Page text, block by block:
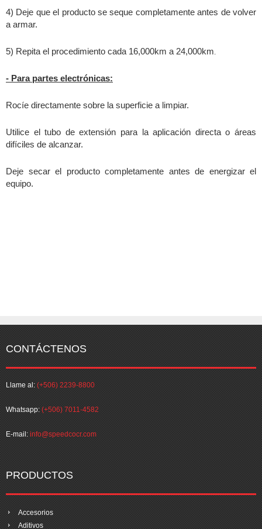
4) Deje que el producto se seque completamente antes de volver
a armar.
5) Repita el procedimiento cada 16,000km a 24,000km
- Para partes electrónicas:
Rocíe directamente sobre la superficie a limpiar.
Utilice el tubo de extensión para la aplicación directa o áreas
difíciles de alcanzar.
Deje secar el producto completamente antes de energizar el
equipo.
CONTÁCTENOS
Llame al: (+506) 2239-8800
Whatsapp: (+506) 7011-4582
E-mail: info@speedcocr.com
PRODUCTOS
Accesorios
Aditivos